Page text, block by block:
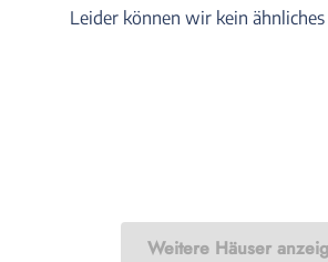
Leider können wir kein
Weitere Häuser